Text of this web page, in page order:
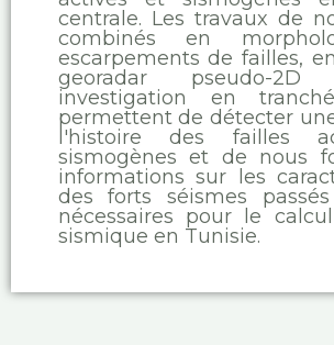
centrale. Les travaux de
combinés en
escarpements de failles,
georadar pseudo-
investigation en
permettent de détecter
l'histoire des failles
sismogènes et de nous
informations sur les
des forts séismes
nécessaires pour le
sismique en Tunisie.